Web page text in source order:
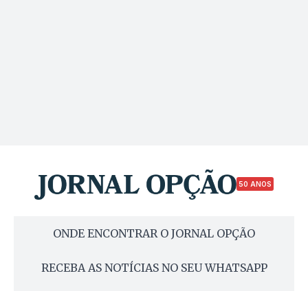
50 ANOS
ONDE ENCONTRAR O JORNAL OPÇÃO
RECEBA AS NOTÍCIAS NO SEU WHATSAPP